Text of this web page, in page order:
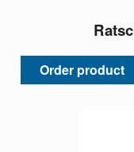
Order product